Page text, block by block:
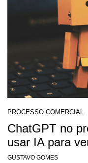
PROCESSO COMERCIAL
ChatGPT no
usar IA para
GUSTAVO GOMES